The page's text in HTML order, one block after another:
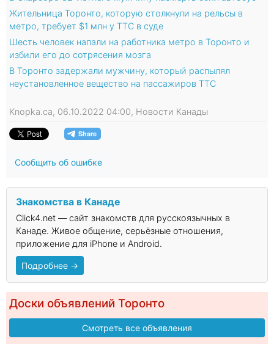
Жительница Торонто, которую столкнули на рельсы в
метро, требует $1 млн у TTC в суде
Шесть человек напали на работника метро в Торонто и
избили его до сотрясения мозга
В Торонто задержали мужчину, который распылял
неустановленное вещество на пассажиров TTC
Knopka.ca, 06.10.2022 04:00, Новости Канады
Сообщить об ошибке
Знакомства в Канаде
Click4.net — сайт знакомств для русскоязычных в
Канаде. Живое общение, серьёзные отношения,
приложение для iPhone и Android.
Подробнее →
Доски объявлений Торонто
Смотреть все объявления